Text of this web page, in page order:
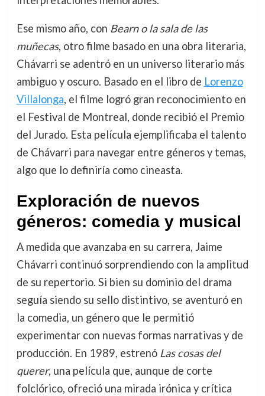
Ese mismo año, con Bearn o la sala de las
muñecas, otro filme basado en una obra literaria,
Chávarri se adentró en un universo literario más
ambiguo y oscuro. Basado en el libro de Lorenzo
Villalonga, el filme logró gran reconocimiento en
el Festival de Montreal, donde recibió el Premio
del Jurado. Esta película ejemplificaba el talento
de Chávarri para navegar entre géneros y temas,
algo que lo definiría como cineasta.
Exploración de nuevos
géneros: comedia y musical
A medida que avanzaba en su carrera, Jaime
Chávarri continuó sorprendiendo con la amplitud
de su repertorio. Si bien su dominio del drama
seguía siendo su sello distintivo, se aventuró en
la comedia, un género que le permitió
experimentar con nuevas formas narrativas y de
producción. En 1989, estrenó Las cosas del
querer, una película que, aunque de corte
folclórico, ofreció una mirada irónica y crítica